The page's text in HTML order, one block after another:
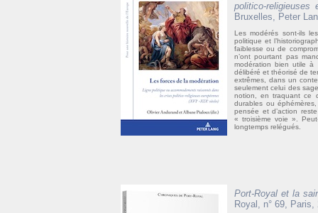
politico-religieuses
Bruxelles, Peter
Les modérés sont-ils
politique et
faiblesse ou de
n’ont pourtant pas
modération bien utile à
délibéré et théorisé de
extrêmes, dans un
seulement celui des
notion, en traquant ce
durables ou
pensée et d’action
« troisième voie ».
longtemps relégués.
Port-Royal et la
Royal, n° 69, Paris,